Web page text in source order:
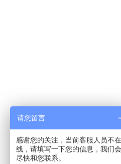
请您留言
感谢您的关注，当前客服人员不在
线，请填写一下您的信息，我们会
尽快和您联系。